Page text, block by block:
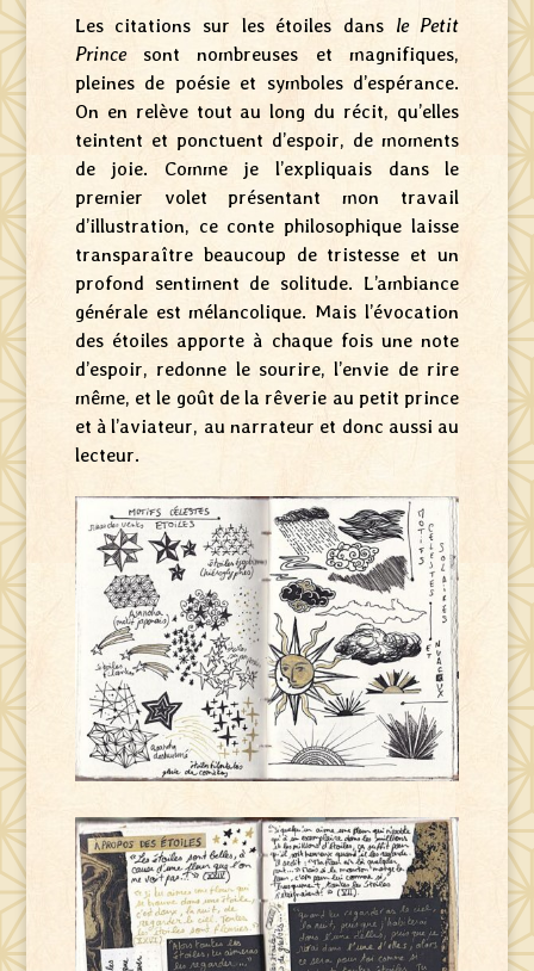
Les citations sur les étoiles dans le Petit
Princesont nombreuses et magnifiques,
pleines de poésie et symboles d’espérance.
On en relève tout au long du récit, qu’elles
teintent et ponctuent d’espoir, de moments
de joie. Comme je l’expliquais dans le
premier volet présentant mon travail
d’illustration, ce conte philosophique laisse
transparaître beaucoup de tristesse et un
profond sentiment de solitude. L’ambiance
générale est mélancolique. Mais l’évocation
des étoiles apporte à chaque fois une note
d’espoir, redonne le sourire, l’envie de rire
même, et le goût de la rêverie au petit prince
et à l’aviateur, au narrateur et donc aussi au
lecteur.